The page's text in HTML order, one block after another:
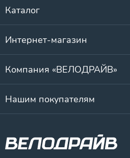
Каталог
Интернет-магазин
Компания «ВЕЛОДРАЙВ»
Нашим покупателям